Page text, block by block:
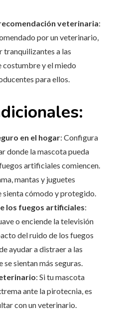
veterinaria:
por un veterinario,
tranquilizantes a las
costumbre y el miedo
para ellos.
en el hogar: Configura
donde la mascota pueda
artificiales comiencen.
mantas y juguetes
sienta cómodo y protegido.
los fuegos artificiales:
o enciende la televisión
del ruido de los fuegos
ayudar a distraer a las
se sientan más seguras.
: Si tu mascota
ante la pirotecnia, es
con un veterinario.